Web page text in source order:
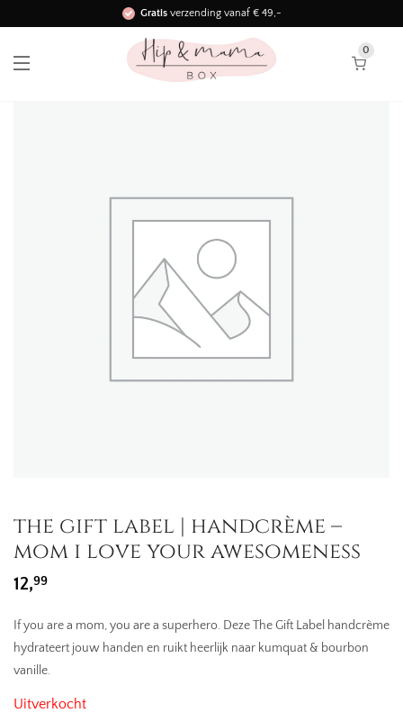
Gratisverzending vanaf € 49,-
Binnen 3 werkdagen in huis!
0
the gift label | handcrème –
mom i love your awesomeness
12,99
If you are a mom, you are a superhero. Deze The Gift Label handcrème
hydrateert jouw handen en ruikt heerlijk naar kumquat & bourbon
vanille.
Uitverkocht